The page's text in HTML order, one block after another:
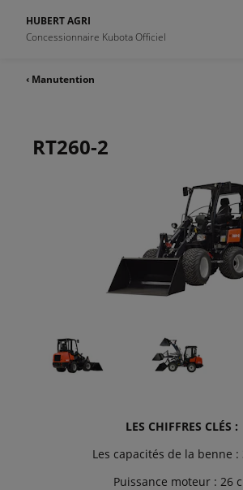
HUBERT AGRI
Concessionnaire Kubota Officiel
‹ Manutention
RT260-2
LES CHIFFRES CLÉS :
Les capacités de la benne :
Puissance moteur : 26